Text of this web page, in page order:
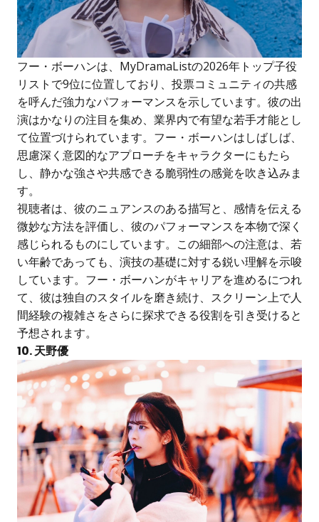
フー・ボーハンは、MyDramaListの2026年トップ子役
リストで9位に位置しており、投票コミュニティの共感
を呼んだ強力なパフォーマンスを示しています。彼の出
演はかなりの注目を集め、業界内で有望な若手才能とし
て位置づけられています。フー・ボーハンはしばしば、
思慮深く意図的なアプローチをキャラクターにもたら
し、静かな強さや共感できる脆弱性の感覚を吹き込みま
す。
視聴者は、彼のニュアンスのある描写と、感情を伝える
微妙な方法を評価し、彼のパフォーマンスを本物で深く
感じられるものにしています。この細部への注意は、若
い年齢であっても、演技の基礎に対する鋭い理解を示唆
しています。フー・ボーハンがキャリアを進めるにつれ
て、彼は独自のスタイルを磨き続け、スクリーン上で人
間経験の複雑さをさらに探求できる役割を引き受けると
予想されます。
10. 天野優